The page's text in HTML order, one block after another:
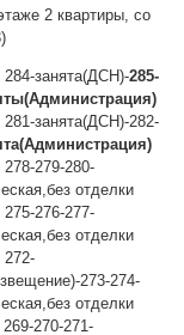
2 квартиры, со
284-занята(ДСН)-285-
281-занята(ДСН)-282-
279-280-
отделки
276-277-
отделки
272-
273-274-
отделки
270-271-